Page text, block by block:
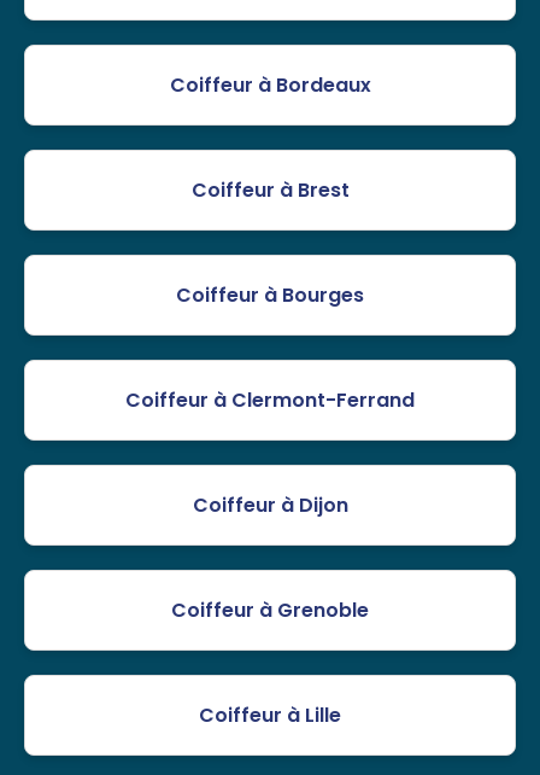
Coiffeur à Bordeaux
Coiffeur à Brest
Coiffeur à Bourges
Coiffeur à Clermont-Ferrand
Coiffeur à Dijon
Coiffeur à Grenoble
Coiffeur à Lille